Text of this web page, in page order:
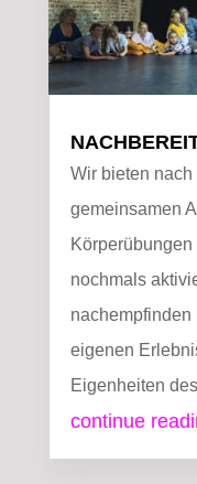
Wir bieten
gemeinsamen
nochmals
eigenen
Eigenheiten
continue